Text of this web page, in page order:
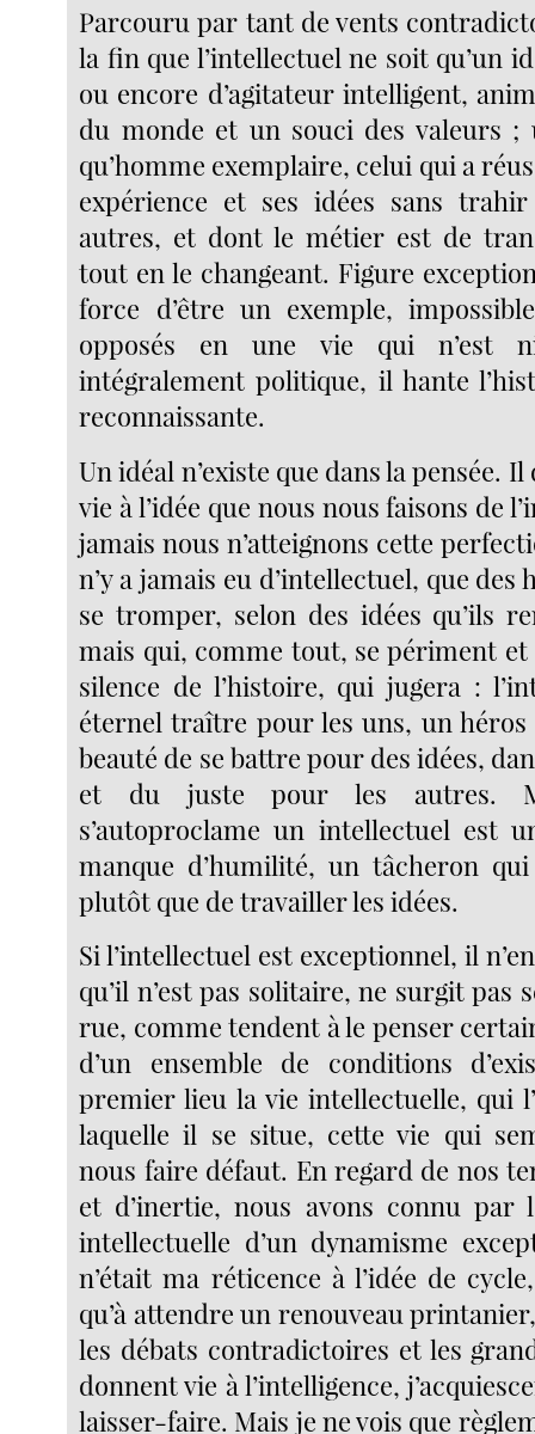
Parcouru par tant de vents
la fin que l’intellectuel ne soit qu’un
ou encore d’agitateur intelligent,
du monde et un souci des valeurs
qu’homme exemplaire, celui qui a
expérience et ses idées sans
autres, et dont le métier est de
tout en le changeant. Figure
force d’être un exemple,
opposés en une vie qui n’est
intégralement politique, il hante
reconnaissante.
Un idéal n’existe que dans la pensée.
vie à l’idée que nous nous faisons de
jamais nous n’atteignons cette
n’y a jamais eu d’intellectuel, que des
se tromper, selon des idées qu’ils
mais qui, comme tout, se périment
silence de l’histoire, qui jugera :
éternel traître pour les uns, un
beauté de se battre pour des idées,
et du juste pour les autres.
s’autoproclame un intellectuel est
manque d’humilité, un tâcheron
plutôt que de travailler les idées.
Si l’intellectuel est exceptionnel, il
qu’il n’est pas solitaire, ne surgit pas
rue, comme tendent à le penser
d’un ensemble de conditions
premier lieu la vie intellectuelle, qui
laquelle il se situe, cette vie qui
nous faire défaut. En regard de nos
et d’inertie, nous avons connu par
intellectuelle d’un dynamisme
n’était ma réticence à l’idée de
qu’à attendre un renouveau
les débats contradictoires et les
donnent vie à l’intelligence,
laisser-faire. Mais je ne vois que